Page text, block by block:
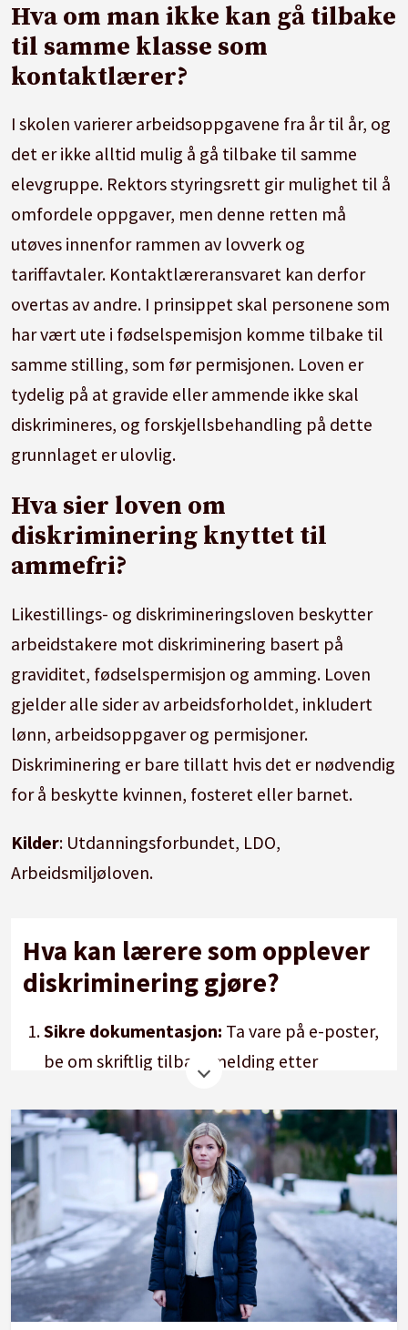
Hva om man ikke kan gå tilbake
til samme klasse som
kontaktlærer?
I skolen varierer arbeidsoppgavene fra år til år, og
det er ikke alltid mulig å gå tilbake til samme
elevgruppe. Rektors styringsrett gir mulighet til å
omfordele oppgaver, men denne retten må
utøves innenfor rammen av lovverk og
tariffavtaler. Kontaktlæreransvaret kan derfor
overtas av andre. I prinsippet skal personene som
har vært ute i fødselspemisjon komme tilbake til
samme stilling, som før permisjonen. Loven er
tydelig på at gravide eller ammende ikke skal
diskrimineres, og forskjellsbehandling på dette
grunnlaget er ulovlig.
Hva sier loven om
diskriminering knyttet til
ammefri?
Likestillings- og diskrimineringsloven beskytter
arbeidstakere mot diskriminering basert på
graviditet, fødselspermisjon og amming. Loven
gjelder alle sider av arbeidsforholdet, inkludert
lønn, arbeidsoppgaver og permisjoner.
Diskriminering er bare tillatt hvis det er nødvendig
for å beskytte kvinnen, fosteret eller barnet.
Kilder: Utdanningsforbundet, LDO,
Arbeidsmiljøloven.
Hva kan lærere som opplever
diskriminering gjøre?
Sikre dokumentasjon: Ta vare på e-poster,
be om skriftlig tilbakemelding etter
møter, og ta med tillitsvalgte i møter for å
ha vitner.
Søk støtte lokalt: Kontakt tillitsvalgte og
deretter lederen for å forsøke å finne en
løsning.
Klage ved behov:Klage kan sendes til